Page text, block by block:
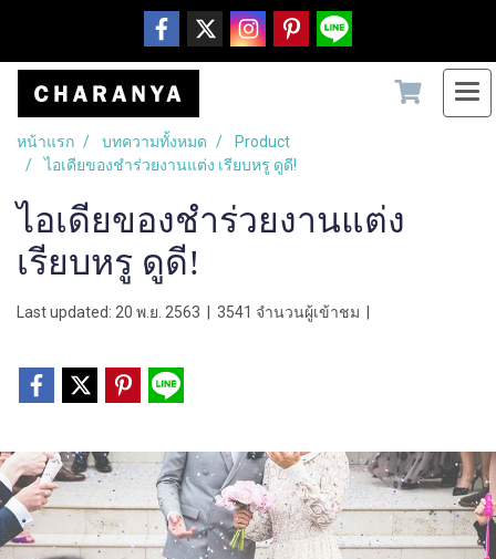
หน้าแรก บทความทั้งหมด
Product
ไอเดียของชำร่วยงานแต่ง เรียบหรู ดูดี!
ไอเดียของชำร่วยงานแต่ง
เรียบหรู ดูดี!
Last updated: 20 พ.ย. 2563 3541 จำนวนผู้เข้าชม